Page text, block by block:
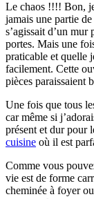
Le chaos !!!! Bon,
jamais une partie
s’agissait d’un mur
portes. Mais une
praticable et quelle
facilement. Cette
pièces paraissaient
Une fois que tous
car même si
présent et dur pour
cuisine où il est
Comme vous
vie est de forme
cheminée à foyer